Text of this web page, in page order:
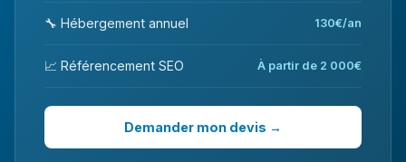
🔧 Hébergement annuel 130€/an
📈 Référencement SEO À partir de 2 000€
Demander mon devis →